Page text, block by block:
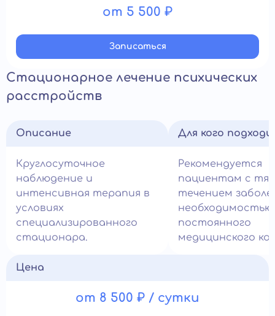
от 5 500 ₽
Записатьcя
Стационарное лечение психических
расстройств
Описание
Круглосуточное
наблюдение и
интенсивная терапия в
условиях
специализированного
стационара.
Для кого
Рекомендуется
пациентам с
течением
необходимостью
постоянного
медицинского
Цена
от 8 500 ₽ / сутки